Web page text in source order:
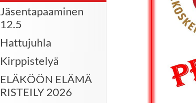
Jäsentapaaminen
12.5
Hattujuhla
Kirppistelyä
ELÄKÖÖN ELÄMÄ
RISTEILY 2026